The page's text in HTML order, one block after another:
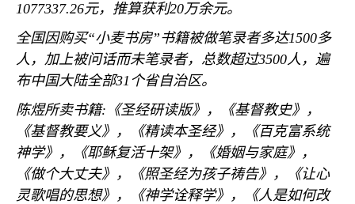
1077337.26元，推算获利20万余元。
全国因购买“小麦书房”书籍被做笔录者多达1500多
人，加上被问话而未笔录者，总数超过3500人，遍
布中国大陆全部31 个省自治区。
陈煜所卖书籍: 《圣经研读版》，《基督教史》，
《基督教要义》，《精读本圣经》，《百克富系统
神学》，《耶稣复活十架》，《婚姻与家庭》，
《做个大丈夫》，《照圣经为孩子祷告》，《让心
灵歌唱的思想》，《神学诠释学》，《人是如何改